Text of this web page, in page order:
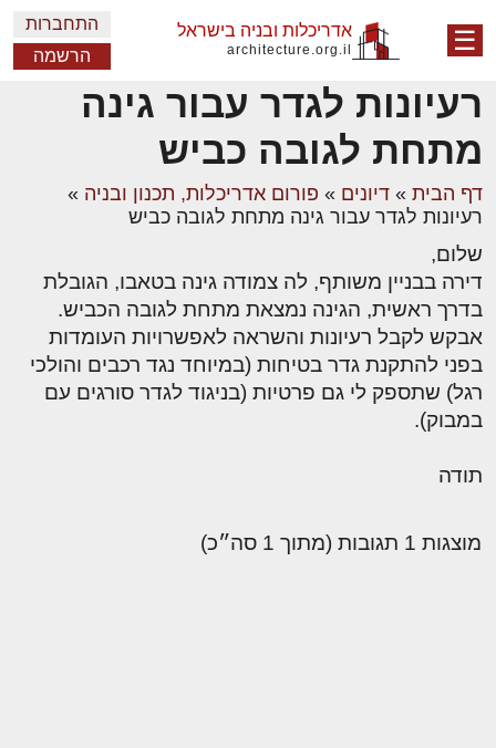
☰ אדריכלות ובניה בישראל
architecture.org.il
התחברות
הרשמה
רעיונות לגדר עבור גינה
מתחת לגובה כביש
דף הבית » דיונים » פורום אדריכלות, תכנון ובניה »
רעיונות לגדר עבור גינה מתחת לגובה כביש
שלום,
דירה בבניין משותף, לה צמודה גינה בטאבו, הגובלת
בדרך ראשית, הגינה נמצאת מתחת לגובה הכביש.
אבקש לקבל רעיונות והשראה לאפשרויות העומדות
בפני להתקנת גדר בטיחות (במיוחד נגד רכבים והולכי
רגל) שתספק לי גם פרטיות (בניגוד לגדר סורגים עם
במבוק).
תודה
מוצגות 1 תגובות (מתוך 1 סה״כ)